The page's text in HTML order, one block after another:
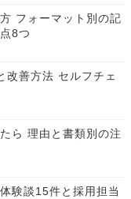
フォーマット別の記
8つ
改善方法 セルフチェ
ら 理由と書類別の注
験談15件と採用担当